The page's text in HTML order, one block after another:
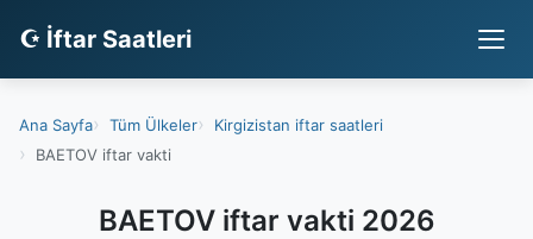
☪ İftar Saatleri
Ana Sayfa Tüm Ülkeler
Kirgizistan iftar saatleri
BAETOV iftar vakti
BAETOV iftar vakti 2026